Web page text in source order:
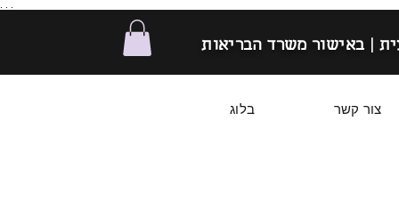
| באישור משרד הבריאות
צור קשר בלוג